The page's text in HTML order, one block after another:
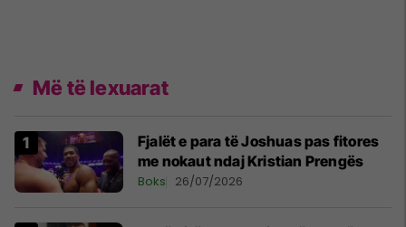
Më të lexuarat
Fjalët e para të Joshuas pas fitores
me nokaut ndaj Kristian Prengës
Boks 26/07/2026